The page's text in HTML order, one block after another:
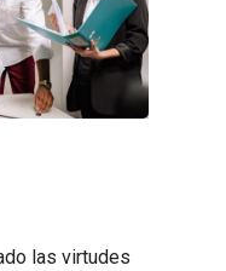
las virtudes